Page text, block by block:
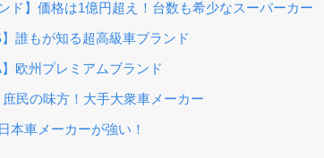
ンド】価格は1億円超え！台数も希少なスーパーカー
】誰もが知る超高級車ブランド
】欧州プレミアムブランド
庶民の味方！大手大衆車メーカー
本車メーカーが強い！